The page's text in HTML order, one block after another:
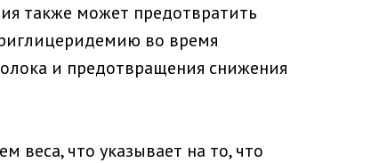
также может предотвратить
во время
и предотвращения снижения
что указывает на то, что